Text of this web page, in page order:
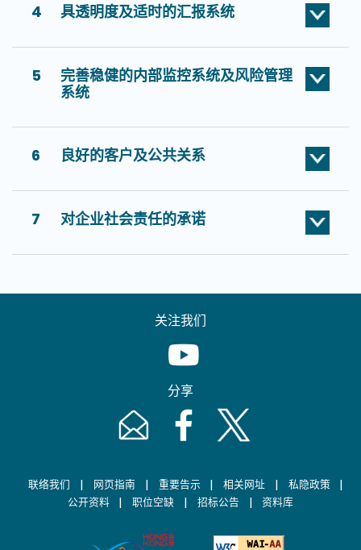
4 具透明度及适时的汇报系统
5
完善稳健的内部监控系统及风险管理
系统
6 良好的客户及公共关系
7 对企业社会责任的承诺
关注我们
Youtube [This link will pop up in
分享
Email [This link will pop up in a new
Facebook [This link will pop up
Twitter [This link will
联络我们 | 网页指南 | 重要告示 | 相关网址 | 私隐政策 |
公开资料 | 职位空缺 | 招标公告 | 资料库